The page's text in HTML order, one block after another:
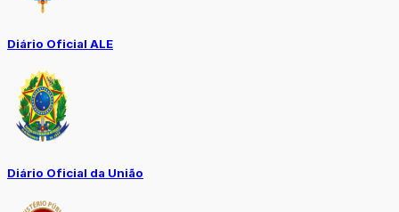
Diário Oficial ALE
Diário Oficial da União